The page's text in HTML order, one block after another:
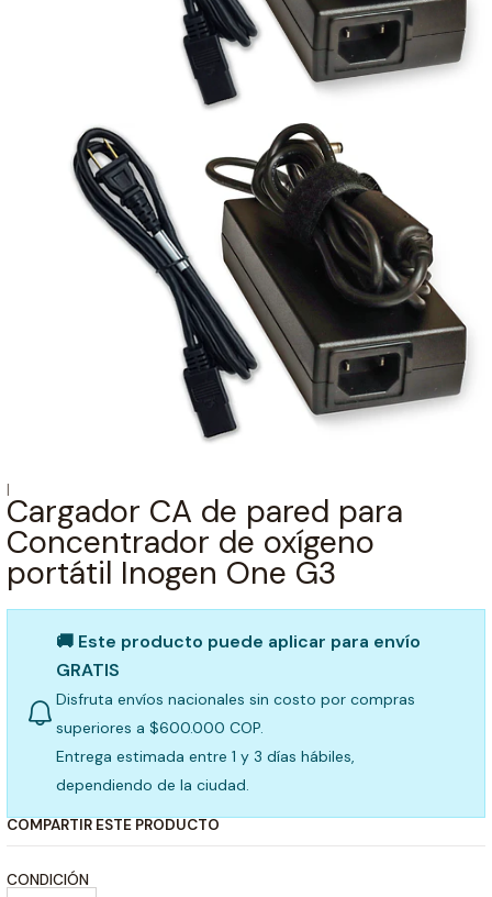
|
Cargador CA de pared para
Concentrador de oxígeno
portátil Inogen One G3
🚚 Este producto puede aplicar para envío
GRATIS
Disfruta envíos nacionales sin costo por compras
superiores a $600.000 COP.
Entrega estimada entre 1 y 3 días hábiles,
dependiendo de la ciudad.
COMPARTIR ESTE PRODUCTO
CONDICIÓN